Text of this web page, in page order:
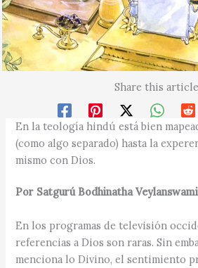
Share this
En la teología hindú está bien
(como algo separado) hasta la
mismo con Dios.
Por Satgurú Bodhinatha Veylanswami
En los programas de televisión
referencias a Dios son raras. Sin
menciona lo Divino, el sentimiento